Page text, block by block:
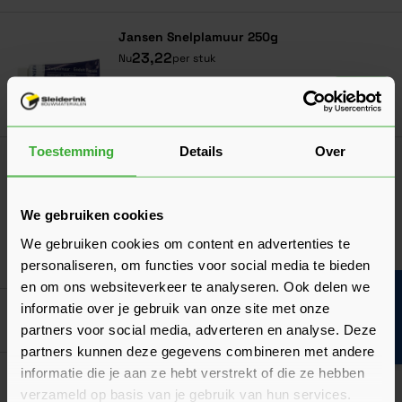
Toestemming Details Over
We gebruiken cookies
We gebruiken cookies om content en advertenties te
personaliseren, om functies voor social media te bieden
en om ons websiteverkeer te analyseren. Ook delen we
informatie over je gebruik van onze site met onze
partners voor social media, adverteren en analyse. Deze
partners kunnen deze gegevens combineren met andere
informatie die je aan ze hebt verstrekt of die ze hebben
verzameld op basis van je gebruik van hun services.
Jansen Snelplamuur 250g
Nu23,22per stuk
In
Meest gekocht! Bouwvakdeals ☀️
Vuren Panlatten 22x50 (21,5x48)
Verkrijgbaar in 10 lengtes
Nu0,69per m¹ Ga
Goed voorbereid aan de slag
Algemeen
De kwaliteitsklasse van plaatmateriaal